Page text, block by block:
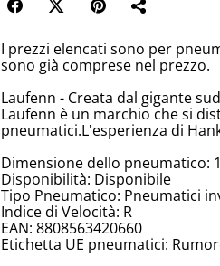
I prezzi elencati sono per
sono già comprese nel prezzo.
Laufenn - Creata dal gigante
Laufenn è un marchio che si
pneumatici.L'esperienza di
Dimensione dello pneumatico:
Disponibilità: Disponibile
Tipo Pneumatico: Pneumatici
Indice di Velocità: R
EAN: 8808563420660
Etichetta UE pneumatici: